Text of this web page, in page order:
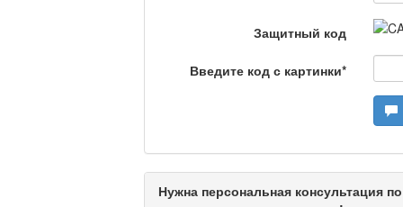
Актуальный
Защитный код
Введите код с картинки*
Нужна персональная консультация